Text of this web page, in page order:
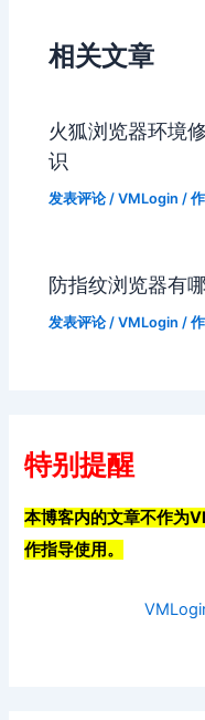
相关文章
火狐浏览器环境
识
发表评论 /VMLogin / 作
防指纹浏览器有
发表评论 /VMLogin / 作
特别提醒
本博客内的文章不作为
作指导使用。